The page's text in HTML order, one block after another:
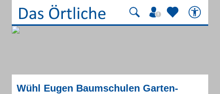
Wühl Eugen Baumschulen Garten-